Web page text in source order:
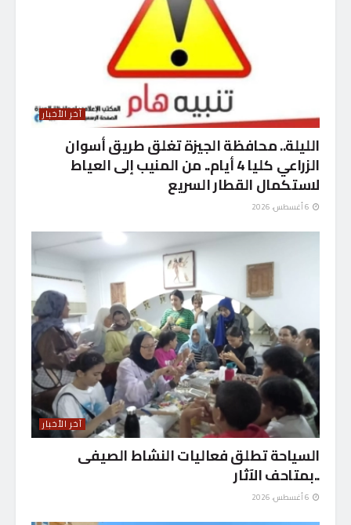
آخر الأخبار
الليلة.. محافظة الجيزة تغلق طريق أسوان
الزراعي كليا 4 أيام.. من المنيب إلى العياط
لاستكمال القطار السريع
آخر الأخبار
السياحة تطلق فعاليات النشاط الصيفى
..بمتاحف الآثار